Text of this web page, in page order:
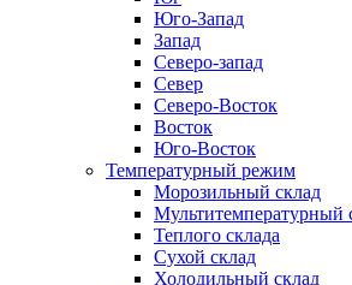
Юго-Запад
Запад
Северо-запад
Север
Северо-Восток
Восток
Юго-Восток
Температурный режим
Морозильный склад
Мультитемпературный
Теплого склада
Сухой склад
Холодильный склад